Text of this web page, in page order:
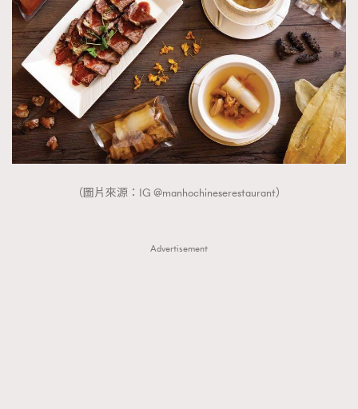
（圖片來源：IG @manhochineserestaurant）
Advertisement